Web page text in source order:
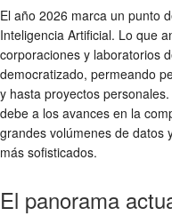
El año 2026 marca un punto
Inteligencia Artificial. Lo que
corporaciones y laboratorios
democratizado, permeando
y hasta proyectos
debe a los avances en la
grandes volúmenes de datos
más sofisticados.
El panorama